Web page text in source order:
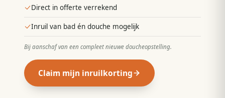
Direct in offerte verrekend
Inruil van bad én douche mogelijk
Bij aanschaf van een compleet nieuwe doucheopstelling.
Claim mijn inruilkorting